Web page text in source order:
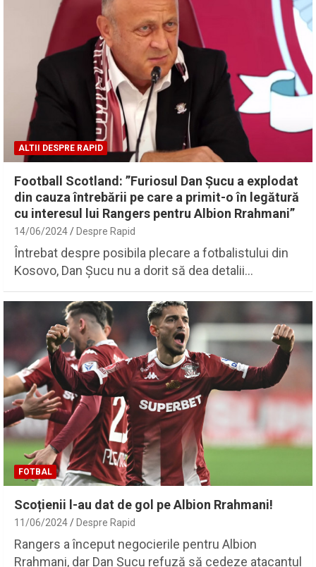
ALTII DESPRE RAPID
Football Scotland: ”Furiosul Dan Șucu a explodat
din cauza întrebării pe care a primit-o în legătură
cu interesul lui Rangers pentru Albion Rrahmani”
14/06/2024 Despre Rapid
Întrebat despre posibila plecare a fotbalistului din
Kosovo, Dan Șucu nu a dorit să dea detalii…
FOTBAL
Scoțienii l-au dat de gol pe Albion Rrahmani!
11/06/2024 Despre Rapid
Rangers a început negocierile pentru Albion
Rrahmani, dar Dan Șucu refuză să cedeze atacantul